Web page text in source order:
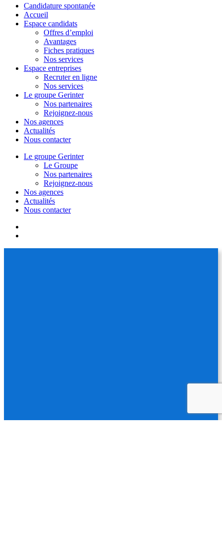
Close
Menu
Candidature spontanée
Accueil
Espace candidats
Offres d’emploi
Avantages
Fiches pratiques
Nos services
Espace entreprises
Recruter en ligne
Nos services
Le groupe Gerinter
Nos partenaires
Rejoignez-nous
Nos agences
Actualités
Nous contacter
Le groupe Gerinter
Le Groupe
Nos partenaires
Rejoignez-nous
Nos agences
Actualités
Nous contacter